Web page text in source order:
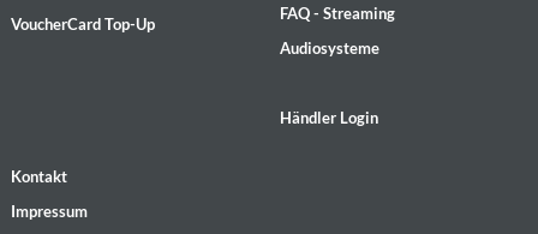
VoucherCard Top-Up
FAQ - Streaming
Audiosysteme
Händler Login
Kontakt
Impressum